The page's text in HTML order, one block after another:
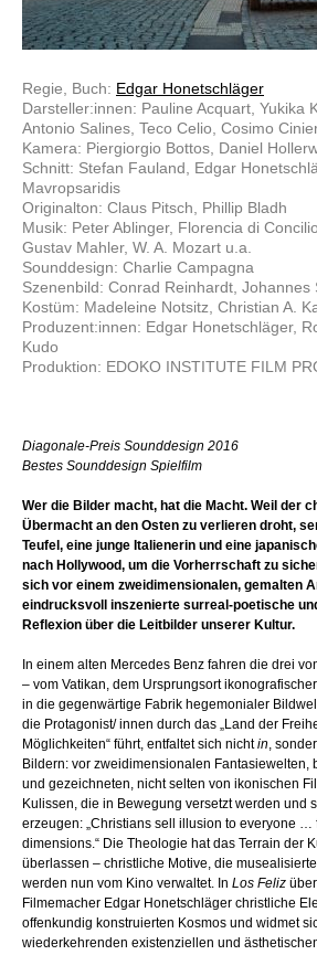
Regie, Buch: Edgar Honetschläger
Darsteller:innen: Pauline Acquart, Yukika
Antonio Salines, Teco Celio, Cosimo
Kamera: Piergiorgio Bottos, Daniel
Schnitt: Stefan Fauland, Edgar
Mavropsaridis
Originalton: Claus Pitsch, Phillip Bladh
Musik: Peter Ablinger, Florencia di
Gustav Mahler, W. A. Mozart u.a.
Sounddesign: Charlie Campagna
Szenenbild: Conrad Reinhardt, Johannes
Kostüm: Madeleine Notsitz, Christian A.
Produzent:innen: Edgar Honetschläger,
Kudo
Produktion: EDOKO INSTITUTE FILM
Diagonale-Preis Sounddesign 2016
Bestes Sounddesign Spielfilm
Wer die Bilder macht, hat die Macht. Weil der
Übermacht an den Osten zu verlieren droht,
Teufel, eine junge Italienerin und eine
nach Hollywood, um die Vorherrschaft zu
sich vor einem zweidimensionalen, gemalten
eindrucksvoll inszenierte surreal-poetische
Reflexion über die Leitbilder unserer Kultur.
In einem alten Mercedes Benz fahren die drei
– vom Vatikan, dem Ursprungsort
in die gegenwärtige Fabrik hegemonialer
die Protagonist/ innen durch das „Land der
Möglichkeiten“ führt, entfaltet sich nichtin,
Bildern: vor zweidimensionalen Fantasiewelten,
und gezeichneten, nicht selten von ikonischen
Kulissen, die in Bewegung versetzt werden und
erzeugen: „Christians sell illusion to everyone …
dimensions.“ Die Theologie hat das Terrain der
überlassen – christliche Motive, die
werden nun vom Kino verwaltet. In Los Feliz
Filmemacher Edgar Honetschläger christliche
offenkundig konstruierten Kosmos und widmet
wiederkehrenden existenziellen und